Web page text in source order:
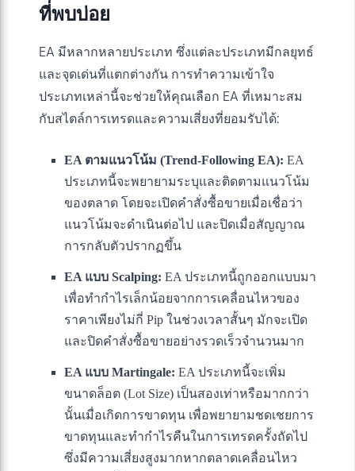
ที่พบบ่อย
EA มีหลากหลายประเภท ซึ่งแต่ละประเภทมีกลยุทธ์
และจุดเด่นที่แตกต่างกัน การทำความเข้าใจ
ประเภทเหล่านี้จะช่วยให้คุณเลือก EA ที่เหมาะสม
กับสไตล์การเทรดและความเสี่ยงที่ยอมรับได้:
EA ตามแนวโน้ม (Trend-Following EA): EA
ประเภทนี้จะพยายามระบุและติดตามแนวโน้ม
ของตลาด โดยจะเปิดคำสั่งซื้อขายเมื่อเชื่อว่า
แนวโน้มจะดำเนินต่อไป และปิดเมื่อสัญญาณ
การกลับตัวปรากฏขึ้น
EA แบบ Scalping: EA ประเภทนี้ถูกออกแบบมา
เพื่อทำกำไรเล็กน้อยจากการเคลื่อนไหวของ
ราคาเพียงไม่กี่ Pip ในช่วงเวลาสั้นๆ มักจะเปิด
และปิดคำสั่งซื้อขายอย่างรวดเร็วจำนวนมาก
EA แบบ Martingale: EA ประเภทนี้จะเพิ่ม
ขนาดล็อต (Lot Size) เป็นสองเท่าหรือมากกว่า
นั้นเมื่อเกิดการขาดทุน เพื่อพยายามชดเชยการ
ขาดทุนและทำกำไรคืนในการเทรดครั้งถัดไป
ซึ่งมีความเสี่ยงสูงมากหากตลาดเคลื่อนไหว